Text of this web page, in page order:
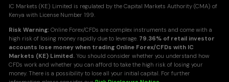
IC Markets (KE) Limited is regulated by the Capital Markets Authority (CMA) of
Kenya with License Number 199.
Risk Warning:Online Forex/CFDs are complex instruments and come with a
high risk of losing money rapidly due to leverage. 79.36% of retail investor
accounts lose money when trading Online Forex/CFDs with IC
Markets (KE) Limited. You should consider whether you understand how
CFDs work and whether you can afford to take the high risk of losing your
money. There is a possibility to lose all your initial capital. For further